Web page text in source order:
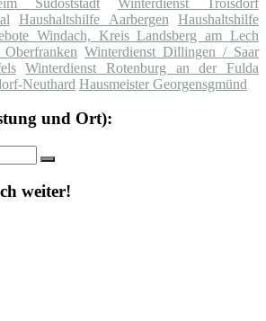
Haushaltshilfe Aarbergen
Haushaltshilfe
Windach, Kreis Landsberg am Lech
Winterdienst Dillingen / Saar
Winterdienst Rotenburg an der Fulda
Neuthard Hausmeister Georgensgmünd
und Ort):
Suchen
weiter!